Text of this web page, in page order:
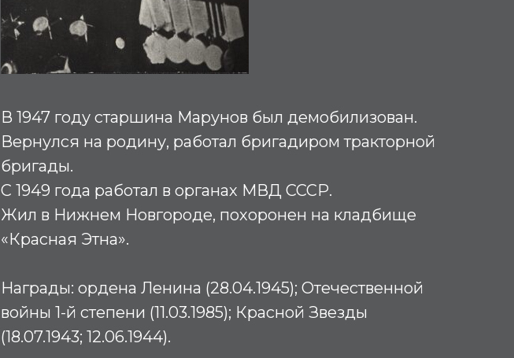
В 1947 году старшина Марунов был демобилизован.
Вернулся на родину, работал бригадиром тракторной
бригады.
С 1949 года работал в органах МВД СССР.
Жил в Нижнем Новгороде, похоронен на кладбище
«Красная Этна».
Награды: ордена Ленина (28.04.1945); Отечественной
войны 1-й степени (11.03.1985); Красной Звезды
(18.07.1943; 12.06.1944).